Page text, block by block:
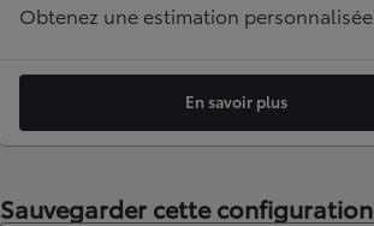
Obtenez une estimation personnalisée
En savoir plus
Sauvegarder cette configuration